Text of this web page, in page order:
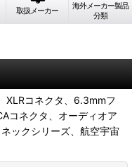
取扱メーカー
海外メーカー製品
分類
コネクタ、6.3mmフ
コネクタ、オーディオア
ックシリーズ、航空宇宙